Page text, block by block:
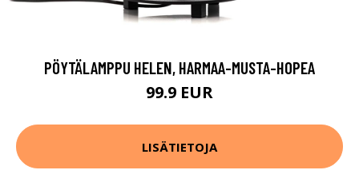
PÖYTÄLAMPPU HELEN, HARMAA-MUSTA-HOPEA
99.9 EUR
LISÄTIETOJA